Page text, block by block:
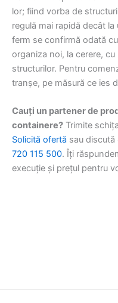
lor; fiind vorba de
regulă mai rapidă decât
ferm se confirmă odată
organiza noi, la cerere,
structurilor. Pentru
tranșe, pe măsură ce ies
Cauți un partener de
containere? Trimite
Solicită ofertă sau
720 115 500. Îți
execuție și prețul pentru